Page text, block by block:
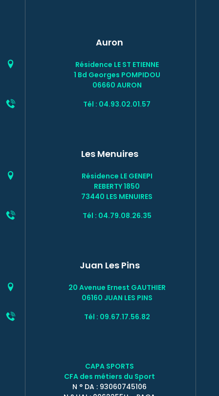
Auron
Résidence LE ST ETIENNE
1 Bd Georges POMPIDOU
06660 AURON
Tél : 04.93.02.01.57
Les Menuires
Résidence LE GENEPI
REBERTY 1850
73440 LES MENUIRES
Tél : 04.79.08.26.35
Juan Les Pins
20 Avenue Ernest GAUTHIER
06160 JUAN LES PINS
Tél : 09.67.17.56.82
CAPA SPORTS
CFA des métiers du Sport
N ° DA : 93060745106